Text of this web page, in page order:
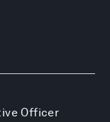
Officer